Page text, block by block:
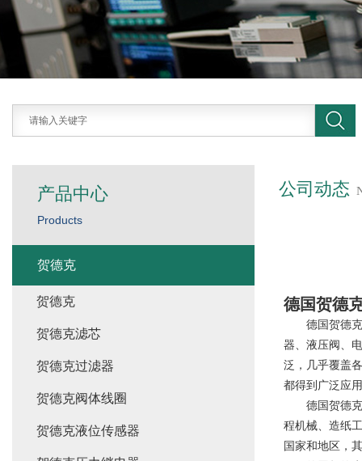
公司动态
德国贺德
德国贺德克
器、液压阀、
泛，几乎覆盖
都得到广泛应
德国贺德克
程机械、造纸
国家和地区，
产品中心
Products
贺德克
贺德克
贺德克滤芯
贺德克过滤器
贺德克阀体线圈
贺德克液位传感器